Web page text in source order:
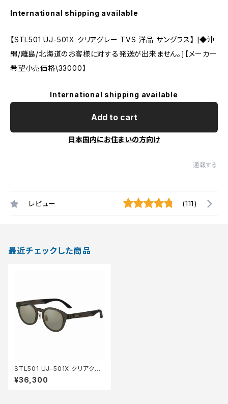
International shipping available
【STL501 UJ-501X クリアグレー TVS 洋品 サングラス】 [◆沖
縄/離島/北海道のお客様に対する発送が出来ません。]【メーカー
希望小売価格\33000】
International shipping available
Add to cart
日本国内にお住まいの方向け
通報する
レビュー (111)
最近チェックした商品
STL501 UJ-501X クリアク゛
レー TVS
¥36,300